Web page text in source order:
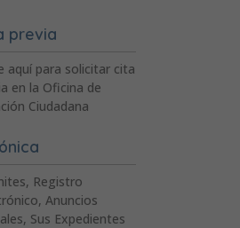
previa
aquí para solicitar cita
en la Oficina de
Ciudadana
Registro
Anuncios
Sus Expedientes